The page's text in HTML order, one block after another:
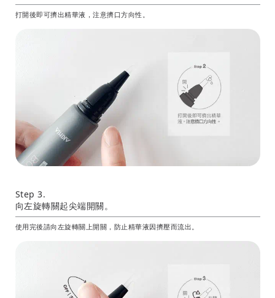
打開後即可擠出精華液，注意擠口方向性。
Step 3.
向左旋轉關起尖端開關。
使用完後請向左旋轉關上開關，防止精華液因擠壓而流出。